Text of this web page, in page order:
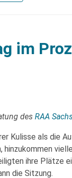
im
des RAA
Kulisse als die
hinzukommen
ihre Plätze
die Sitzung.